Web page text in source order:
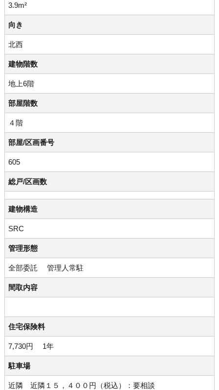
3.9m²
向き
北西
建物階数
地上6階
部屋階数
４階
部屋/区画番号
605
総戸/区画数
建物構造
SRC
管理形態
全部委託 管理人常駐
間取内容
住宅保険料
7,730円 1年
駐車場
近隣 近隣１５，４００円（税込）：要相談